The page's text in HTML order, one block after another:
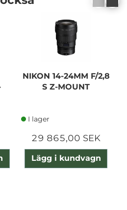
NIKON 14-24MM F/2,8
S Z-MOUNT
I lager
29 865,00 SEK
Lägg i kundvagn